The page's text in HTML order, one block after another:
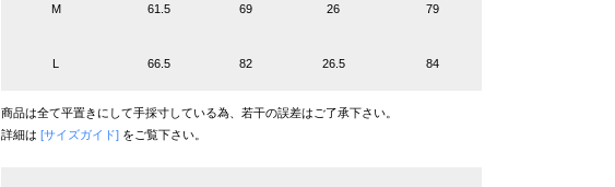
M 61.5 69 26 79
L 66.5 82 26.5 84
商品は全て平置きにして手採寸している為、若干の誤差はご了承下さい。
詳細は [サイズガイド] をご覧下さい。